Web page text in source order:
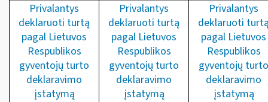
Privalantys
deklaruoti turtą
pagal Lietuvos
Respublikos
gyventojų turto
deklaravimo
įstatymą
Privalantys
deklaruoti turtą
pagal Lietuvos
Respublikos
gyventojų turto
deklaravimo
įstatymą
Privalantys
deklaruoti
pagal Lietuvos
Respublikos
gyventojų turto
deklaravimo
įstatymą